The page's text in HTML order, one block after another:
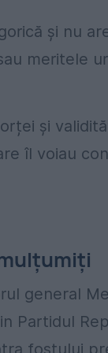
și nu
meritele
și
îl voiau
general
Partidul